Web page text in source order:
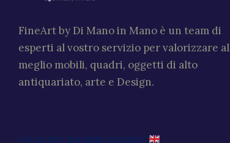
FineArt by Di Mano in Mano è un team di
esperti al vostro servizio per valorizzare al
meglio mobili, quadri, oggetti di alto
antiquariato, arte e Design.
Go to the English website